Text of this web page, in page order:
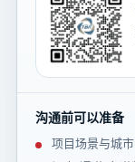
沟通前可以准备
项目场景与城市